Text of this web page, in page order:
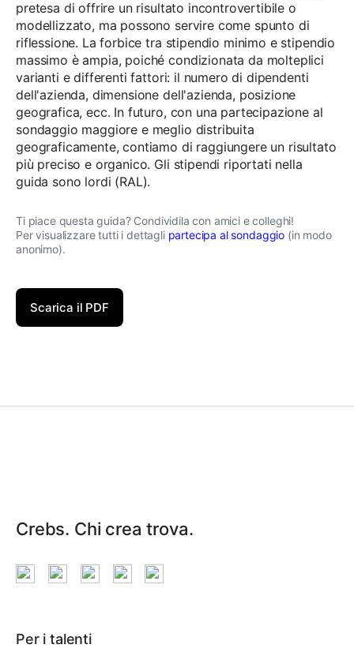
pretesa di offrire un risultato incontrovertibile o
modellizzato, ma possono servire come spunto di
riflessione. La forbice tra stipendio minimo e stipendio
massimo è ampia, poiché condizionata da molteplici
varianti e differenti fattori: il numero di dipendenti
dell'azienda, dimensione dell'azienda, posizione
geografica, ecc. In futuro, con una partecipazione al
sondaggio maggiore e meglio distribuita
geograficamente, contiamo di raggiungere un risultato
più preciso e organico. Gli stipendi riportati nella
guida sono lordi (RAL).
Ti piace questa guida? Condividila con amici e colleghi!
Per visualizzare tutti i dettagli partecipa al sondaggio (in modo
anonimo).
Scarica il PDF
Crebs. Chi crea trova.
Per i talenti